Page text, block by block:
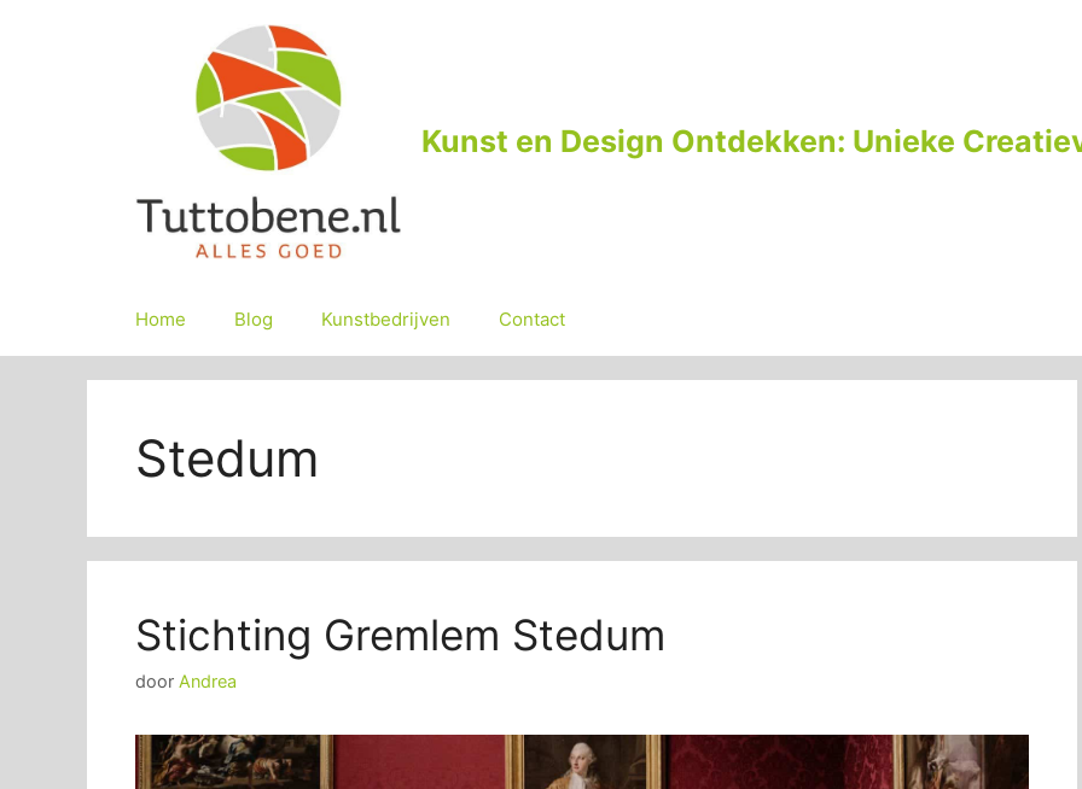
Kunst en Design Ontdekken: Unieke
Home Blog Kunstbedrijven Contact
Stedum
Stichting Gremlem Stedum
door Andrea